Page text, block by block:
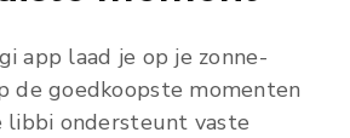
app laad je op je zonne-
de goedkoopste momenten
libbi ondersteunt vaste